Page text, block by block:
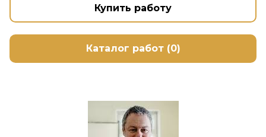
Купить работу
Каталог работ (0)